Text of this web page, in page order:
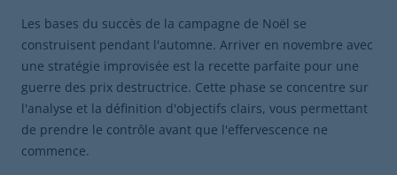
Les bases du succès de la campagne de Noël se
construisent pendant l'automne. Arriver en novembre avec
une stratégie improvisée est la recette parfaite pour une
guerre des prix destructrice. Cette phase se concentre sur
l'analyse et la définition d'objectifs clairs, vous permettant
de prendre le contrôle avant que l'effervescence ne
commence.